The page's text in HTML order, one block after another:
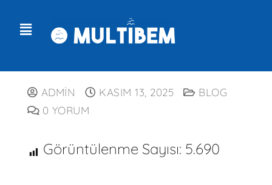
ADMIN KASIM 13, 2025
BLOG
0 YORUM
Görüntülenme Sayısı: 5.690